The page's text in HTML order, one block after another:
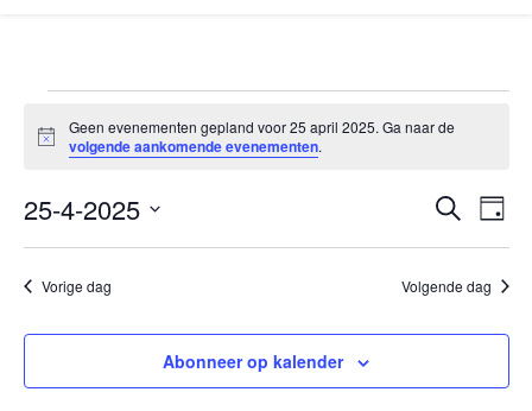
Evenementen in 25 april
Bericht
Geen evenementen gepland voor 25 april 2025. Ga naar de
volgende aankomende evenementen.
en
Zoeken
Dag
25-4-2025
Selecteer
datum.
Vorige dag Volgende dag
Abonneer op kalender